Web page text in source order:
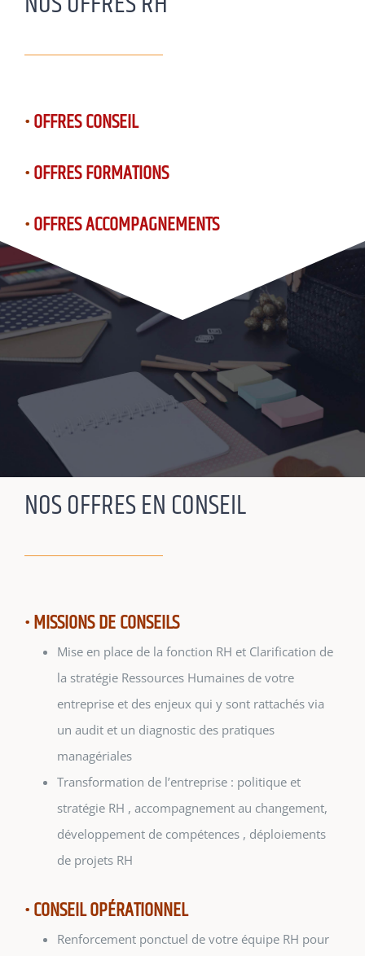
•OFFRES CONSEIL
•OFFRES FORMATIONS
•OFFRES ACCOMPAGNEMENTS
NOS OFFRES EN CONSEIL
• MISSIONS DE CONSEILS
Mise en place de la fonction RH et Clarification de
la stratégie Ressources Humaines de votre
entreprise et des enjeux qui y sont rattachés via
un audit et un diagnostic des pratiques
managériales
Transformation de l’entreprise : politique et
stratégie RH , accompagnement au changement,
développement de compétences , déploiements
de projets RH
• CONSEIL OPÉRATIONNEL
Renforcement ponctuel de votre équipe RH pour